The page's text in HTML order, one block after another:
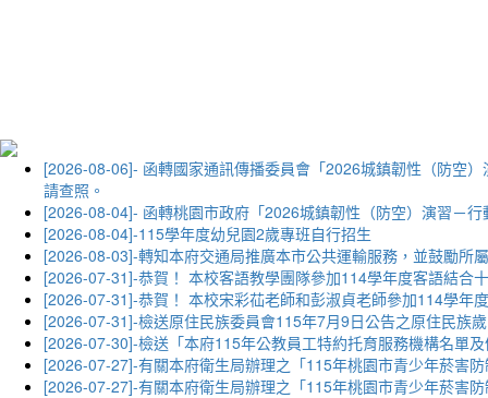
[2026-08-06]- 函轉國家通訊傳播委員會「2026城鎮韌性（防空
請查照。
[2026-08-04]- 函轉桃園市政府「2026城鎮韌性（防空）演習－
[2026-08-04]-115學年度幼兒園2歲專班自行招生
[2026-08-03]-轉知本府交通局推廣本市公共運輸服務，並鼓勵所
[2026-07-31]-恭賀！ 本校客語教學團隊參加114學年度客語結合
[2026-07-31]-恭賀！ 本校宋彩苮老師和彭淑貞老師參加114學年
[2026-07-31]-檢送原住民族委員會115年7月9日公告之原住民族
[2026-07-30]-檢送「本府115年公教員工特約托育服務機構名單
[2026-07-27]-有關本府衛生局辦理之「115年桃園市青少年菸害
[2026-07-27]-有關本府衛生局辦理之「115年桃園市青少年菸害